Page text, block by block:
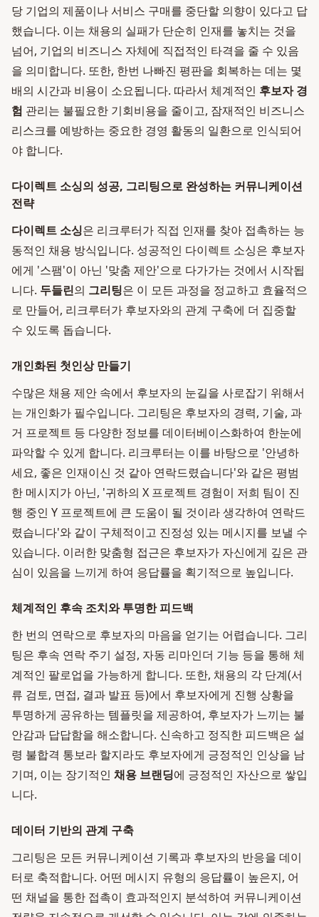
당 기업의 제품이나 서비스 구매를 중단할 의향이 있다고 답
했습니다. 이는 채용의 실패가 단순히 인재를 놓치는 것을
넘어, 기업의 비즈니스 자체에 직접적인 타격을 줄 수 있음
을 의미합니다. 또한, 한번 나빠진 평판을 회복하는 데는 몇
배의 시간과 비용이 소요됩니다. 따라서 체계적인 후보자 경
험 관리는 불필요한 기회비용을 줄이고, 잠재적인 비즈니스
리스크를 예방하는 중요한 경영 활동의 일환으로 인식되어
야 합니다.
다이렉트 소싱의 성공, 그리팅으로 완성하는 커뮤니케이션
전략
다이렉트 소싱은 리크루터가 직접 인재를 찾아 접촉하는 능
동적인 채용 방식입니다. 성공적인 다이렉트 소싱은 후보자
에게 '스팸'이 아닌 '맞춤 제안'으로 다가가는 것에서 시작됩
니다. 두들린의 그리팅은 이 모든 과정을 정교하고 효율적으
로 만들어, 리크루터가 후보자와의 관계 구축에 더 집중할
수 있도록 돕습니다.
개인화된 첫인상 만들기
수많은 채용 제안 속에서 후보자의 눈길을 사로잡기 위해서
는 개인화가 필수입니다. 그리팅은 후보자의 경력, 기술, 과
거 프로젝트 등 다양한 정보를 데이터베이스화하여 한눈에
파악할 수 있게 합니다. 리크루터는 이를 바탕으로 '안녕하
세요, 좋은 인재이신 것 같아 연락드렸습니다'와 같은 평범
한 메시지가 아닌, '귀하의 X 프로젝트 경험이 저희 팀이 진
행 중인 Y 프로젝트에 큰 도움이 될 것이라 생각하여 연락드
렸습니다'와 같이 구체적이고 진정성 있는 메시지를 보낼 수
있습니다. 이러한 맞춤형 접근은 후보자가 자신에게 깊은 관
심이 있음을 느끼게 하여 응답률을 획기적으로 높입니다.
체계적인 후속 조치와 투명한 피드백
한 번의 연락으로 후보자의 마음을 얻기는 어렵습니다. 그리
팅은 후속 연락 주기 설정, 자동 리마인더 기능 등을 통해 체
계적인 팔로업을 가능하게 합니다. 또한, 채용의 각 단계(서
류 검토, 면접, 결과 발표 등)에서 후보자에게 진행 상황을
투명하게 공유하는 템플릿을 제공하여, 후보자가 느끼는 불
안감과 답답함을 해소합니다. 신속하고 정직한 피드백은 설
령 불합격 통보라 할지라도 후보자에게 긍정적인 인상을 남
기며, 이는 장기적인 채용 브랜딩에 긍정적인 자산으로 쌓입
니다.
데이터 기반의 관계 구축
그리팅은 모든 커뮤니케이션 기록과 후보자의 반응을 데이
터로 축적합니다. 어떤 메시지 유형의 응답률이 높은지, 어
떤 채널을 통한 접촉이 효과적인지 분석하여 커뮤니케이션